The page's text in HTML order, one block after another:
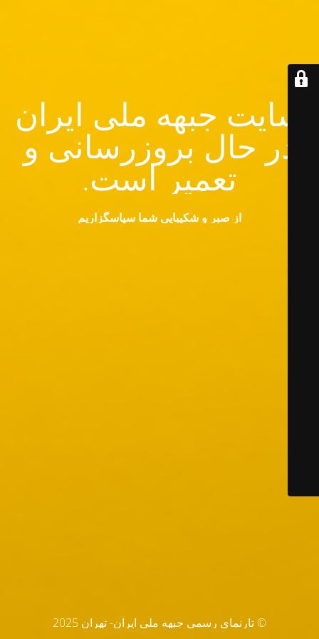
سایت جبهه ملی ایران
در حال بروزرسانی و
تعمیر است.
از صبر و شکیبایی شما سپاسگزاریم
© تارنماي رسمي جبهه ملي ايران- تهران 2025